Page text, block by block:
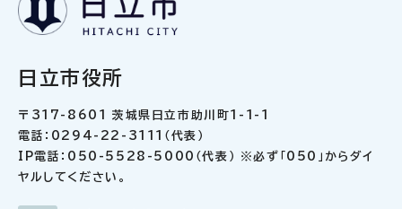
日立市役所
〒317-8601 茨城県日立市助川町1-1-1
電話：0294-22-3111（代表）
IP電話：050-5528-5000（代表） ※必ず「050」からダイ
ヤルしてください。